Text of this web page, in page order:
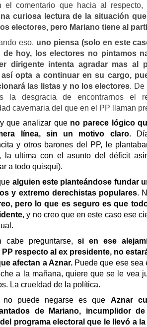
el comentario que hacia al respecto,
curiosa lectura de la situación
electores, pero Mariano tiene al
eso, uno piensa (solo en este
de hoy, los electores no pintamos
dirigente intenta agradar mas al
así opta a continuar en su cargo,
las listas y no los electores. De
la desgracia de encontrarnos el
cavernaria del que en el PP llaman
que analizar que no parece lógico
línea, sin un motivo claro.
y otros barones del PP, le
la ultima con el asunto del déficit
a todo quisqui).
alguien este planteándose fundar
y extremo derechistas populares.
pero lo que es seguro es que
, y no creo que en este caso ese
cabe preguntarse,si en ese
respecto al ex presidente, no
afectan a Aznar.Puede que ese sea
a la mañana, quiere que se le vea
La crueldad de la política.
no puede negarse es que Aznar
de Mariano, incumplidor
programa electoral que le llevó a